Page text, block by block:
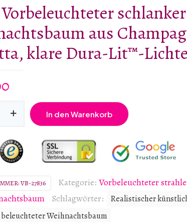
aus
klare Dura-Lit™-
In den Warenkorb
VB-27836 Kategorie: Vorbeleuchteter
Schlagwörter:
Realistischer
Weihnachtsbaum